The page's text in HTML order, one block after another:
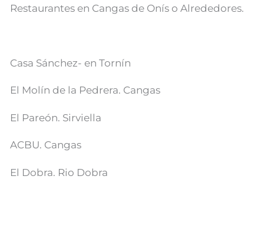
Restaurantes en Cangas de Onís o Alrededores.
Casa Sánchez- en Tornín
El Molín de la Pedrera. Cangas
El Pareón. Sirviella
ACBU. Cangas
El Dobra. Rio Dobra